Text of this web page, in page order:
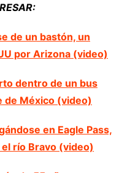
de un bastón, un
por Arizona (video)
dentro de un bus
de México (video)
en Eagle Pass,
río Bravo (video)